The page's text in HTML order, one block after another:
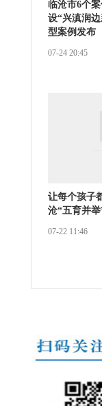
临沧市6个
设“兴滇润
型案例发布
07-24 20:45
让每个孩
沧“五育并
07-22 11:46